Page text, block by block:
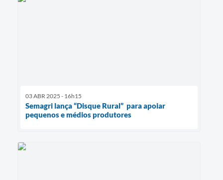
03 ABR 2025 - 16h15
Semagri lança “Disque Rural” para apoiar
pequenos e médios produtores